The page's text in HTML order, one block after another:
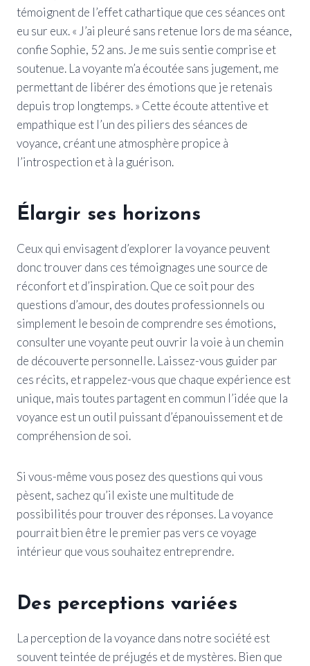
témoignent de l’effet cathartique que ces séances ont
eu sur eux. « J’ai pleuré sans retenue lors de ma séance,
confie Sophie, 52 ans. Je me suis sentie comprise et
soutenue. La voyante m’a écoutée sans jugement, me
permettant de libérer des émotions que je retenais
depuis trop longtemps. » Cette écoute attentive et
empathique est l’un des piliers des séances de
voyance, créant une atmosphère propice à
l’introspection et à la guérison.
Élargir ses horizons
Ceux qui envisagent d’explorer la voyance peuvent
donc trouver dans ces témoignages une source de
réconfort et d’inspiration. Que ce soit pour des
questions d’amour, des doutes professionnels ou
simplement le besoin de comprendre ses émotions,
consulter une voyante peut ouvrir la voie à un chemin
de découverte personnelle. Laissez-vous guider par
ces récits, et rappelez-vous que chaque expérience est
unique, mais toutes partagent en commun l’idée que la
voyance est un outil puissant d’épanouissement et de
compréhension de soi.
Si vous-même vous posez des questions qui vous
pèsent, sachez qu’il existe une multitude de
possibilités pour trouver des réponses. La voyance
pourrait bien être le premier pas vers ce voyage
intérieur que vous souhaitez entreprendre.
Des perceptions variées
La perception de la voyance dans notre société est
souvent teintée de préjugés et de mystères. Bien que